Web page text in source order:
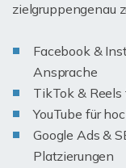
zielgruppengenau
Facebook &
Ansprache
TikTok & Reels
YouTube für
Google Ads &
Platzierungen